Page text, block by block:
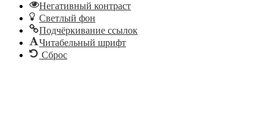
Негативный контраст
Светлый фон
Подчёркивание ссылок
Читабельный шрифт
Сброс